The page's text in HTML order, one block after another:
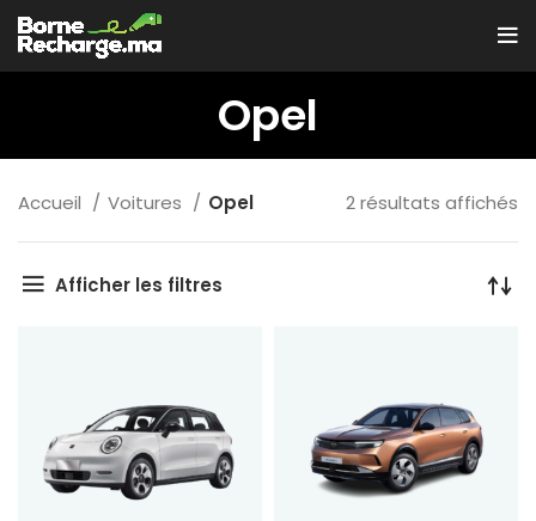
Opel
Accueil Voitures Opel 2 résultats affichés
Afficher les filtres